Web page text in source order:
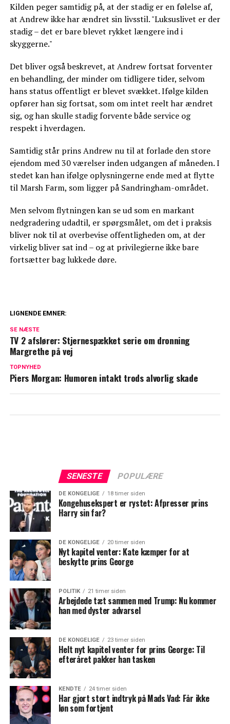
Kilden peger samtidig på, at der stadig er en følelse af,
at Andrew ikke har ændret sin livsstil. "Luksuslivet er der
stadig – det er bare blevet rykket længere ind i
skyggerne."
Det bliver også beskrevet, at Andrew fortsat forventer
en behandling, der minder om tidligere tider, selvom
hans status offentligt er blevet svækket. Ifølge kilden
opfører han sig fortsat, som om intet reelt har ændret
sig, og han skulle stadig forvente både service og
respekt i hverdagen.
Samtidig står prins Andrew nu til at forlade den store
ejendom med 30 værelser inden udgangen af måneden. I
stedet kan han ifølge oplysningerne ende med at flytte
til Marsh Farm, som ligger på Sandringham-området.
Men selvom flytningen kan se ud som en markant
nedgradering udadtil, er spørgsmålet, om det i praksis
bliver nok til at overbevise offentligheden om, at der
virkelig bliver sat ind – og at privilegierne ikke bare
fortsætter bag lukkede døre.
Kate vil ikke tilgive
Blachman åbner op om sårbart emne: Her
LIGNENDE EMNER:
SE NÆSTE
TV 2 afslører: Stjernespækket serie om dronning
Margrethe på vej
TOPNYHED
Piers Morgan: Humoren intakt trods alvorlig skade
SENESTE POPULÆRE
DE KONGELIGE 18 timer siden
Kongehusekspert er rystet: Afpresser prins
Harry sin far?
DE KONGELIGE 20 timer siden
Nyt kapitel venter: Kate kæmper for at
beskytte prins George
POLITIK 21 timer siden
Arbejdede tæt sammen med Trump: Nu kommer
han med dyster advarsel
DE KONGELIGE 23 timer siden
Helt nyt kapitel venter for prins George: Til
efteråret pakker han tasken
KENDTE 24 timer siden
Har gjort stort indtryk på Mads Vad: Får ikke
løn som fortjent